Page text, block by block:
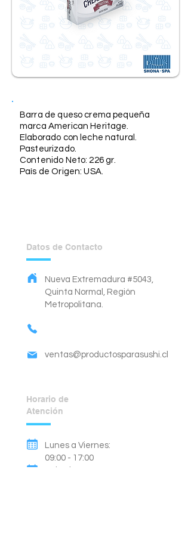
Barra de queso crema pequeña
marca American Heritage.
Elaborado con leche natural.
Pasteurizado.
Contenido Neto: 226 gr.
País de Origen: USA.
Datos de Contacto
Nueva Extremadura #5043,
Quinta Normal, Región
Metropolitana.
ventas@productosparasushi.cl
Horario de
Atención
Lunes a Viernes:
09:00 - 17:00